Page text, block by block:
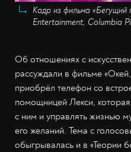
Кадр из фильма
Entertainment, Columbia
Об отношениях с
рассуждали в фильме
приобрёл телефон со
помощницей Лекси, которая
с ним и управлять жизнью
его желаний. Тема с
обыгрывалась и в «Теории